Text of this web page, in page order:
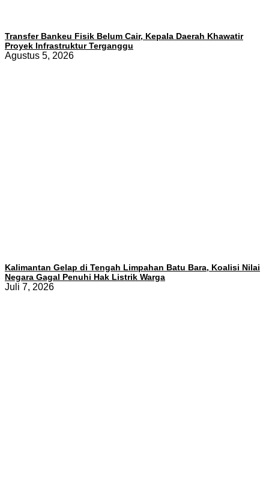
Transfer Bankeu Fisik Belum Cair, Kepala Daerah Khawatir
Proyek Infrastruktur Terganggu
Agustus 5, 2026
Kalimantan Gelap di Tengah Limpahan Batu Bara, Koalisi Nilai
Negara Gagal Penuhi Hak Listrik Warga
Juli 7, 2026